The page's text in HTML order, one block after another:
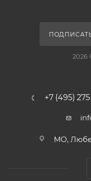
+7 (495)
МО,